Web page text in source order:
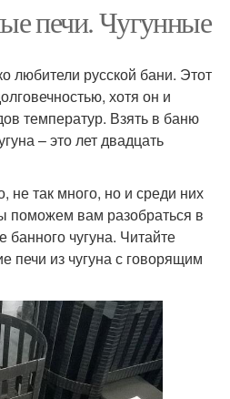
печи. Чугунные
любители русской бани. Этот
хотя он и
температур. Взять в баню
– это лет двадцать
не так много, но и среди них
поможем вам разобраться в
банного чугуна. Читайте
печи из чугуна с говорящим